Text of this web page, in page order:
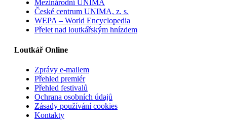
Mezinárodní UNIMA
České centrum UNIMA, z. s.
WEPA – World Encyclopedia
Přelet nad loutkářským hnízdem
Loutkář Online
Zprávy e-mailem
Přehled premiér
Přehled festivalů
Ochrana osobních údajů
Zásady používání cookies
Kontakty